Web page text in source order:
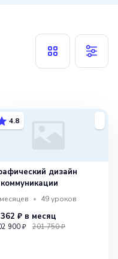
спектр
что
выборов для
4.8
дизайн
49уроков
₽ в месяц
900 ₽ 201 750 ₽